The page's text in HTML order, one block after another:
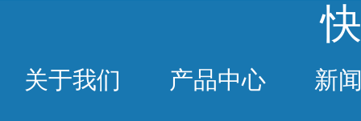
关于我们 产品中心 新